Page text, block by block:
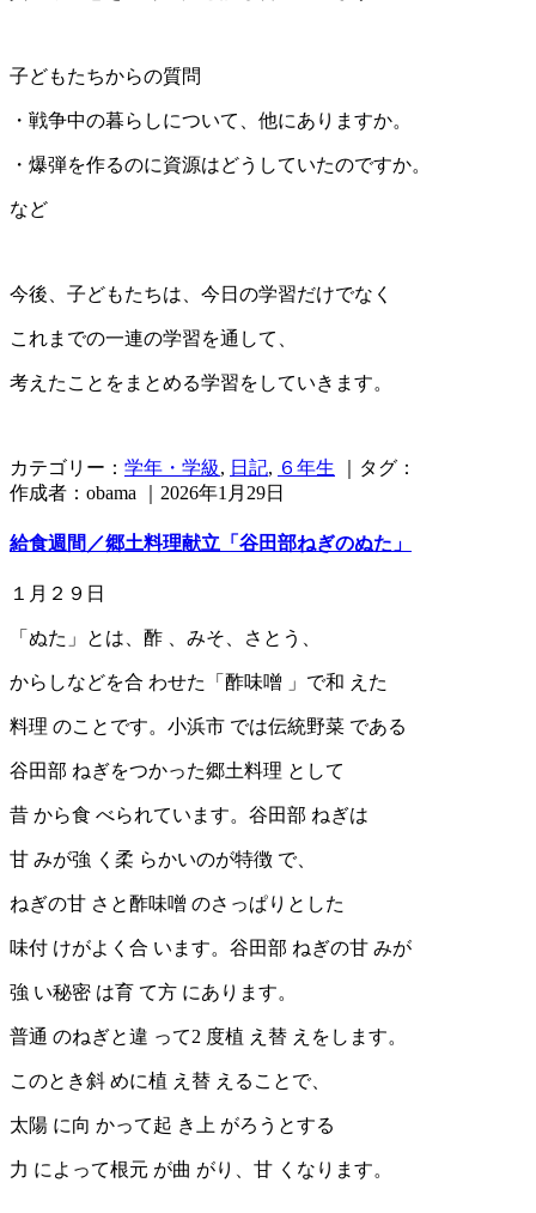
子どもたちからの質問
・戦争中の暮らしについて、他にありますか。
・爆弾を作るのに資源はどうしていたのですか。
など
今後、子どもたちは、今日の学習だけでなく
これまでの一連の学習を通して、
考えたことをまとめる学習をしていきます。
カテゴリー： 学年・学級, 日記, ６年生 ｜タグ：
作成者：obama ｜2026年1月29日
給食週間／郷土料理献立「谷田部ねぎのぬた」
１月２９日
「ぬた」とは、酢 、みそ、さとう、
からしなどを合 わせた「酢味噌 」で和 えた
料理 のことです。小浜市 では伝統野菜 である
谷田部 ねぎをつかった郷土料理 として
昔 から食 べられています。谷田部 ねぎは
甘 みが強 く柔 らかいのが特徴 で、
ねぎの甘 さと酢味噌 のさっぱりとした
味付 けがよく合 います。谷田部 ねぎの甘 みが
強 い秘密 は育 て方 にあります。
普通 のねぎと違 って2 度植 え替 えをします。
このとき斜 めに植 え替 えることで、
太陽 に向 かって起 き上 がろうとする
力 によって根元 が曲 がり、甘 くなります。